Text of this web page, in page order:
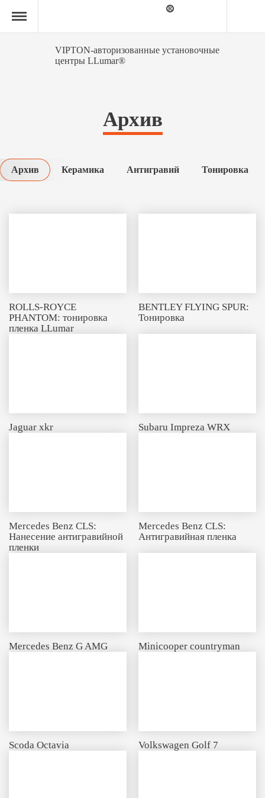
VIPTON-авторизованные установочные
центры LLumar®
страница
Архив
Керамика Антигравий Тонировка
Архив
ROLLS-ROYCE
PHANTOM: тонировка
пленка LLumar
BENTLEY FLYING SPUR:
Тонировка
Jaguar xkr Subaru Impreza WRX
Mercedes Benz CLS:
Нанесение антигравийной
пленки
Mercedes Benz CLS:
Антигравийная пленка
Mercedes Benz G AMG Minicooper countryman
Scoda Octavia Volkswagen Golf 7